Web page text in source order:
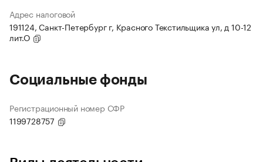
Адрес налоговой
191124, Санкт-Петербург г, Красного Текстильщика ул, д 10-12
лит.О
Социальные фонды
Регистрационный номер СФР
1199728757